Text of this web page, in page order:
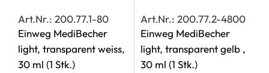
Art.Nr.: 200.77.1-80
Einweg MediBecher
light, transparent weiss,
30 ml (1 Stk.)
Art.Nr.: 200.77.2-4800
Einweg MediBecher
light, transparent gelb ,
30 ml (1 Stk.)